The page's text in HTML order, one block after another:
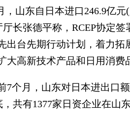
，山东自日本进口246.9亿
长张德平称，RCEP协定签
出台先期行动计划，着力拓
大高新技术产品和日用消费
月，山东对日本进出口额
，共有1377家日资企业在山